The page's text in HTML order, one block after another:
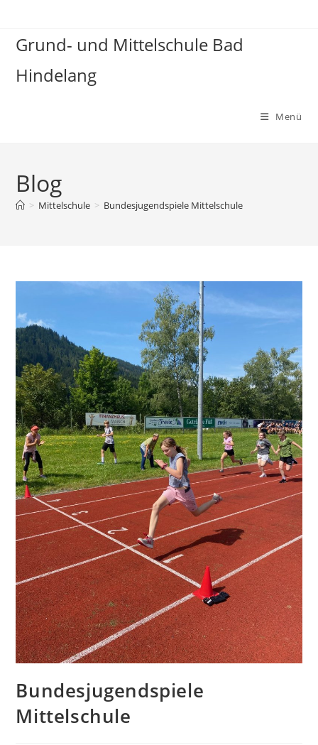
springen
Grund- und Mittelschule Bad
Hindelang
Menü
Blog
> Mittelschule > Bundesjugendspiele Mittelschule
Bundesjugendspiele
Mittelschule